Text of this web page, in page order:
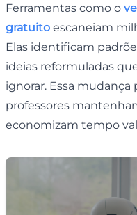
Ferramentas como o
gratuito escaneiam
Elas identificam
ideias reformuladas
ignorar. Essa
professores
economizam tempo